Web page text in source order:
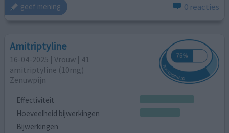
geef mening 0 reacties
Amitriptyline
16-04-2025 | Vrouw | 41
amitriptyline (10mg)
Zenuwpijn
Effectiviteit
Hoeveelheid bijwerkingen
Bijwerkingen